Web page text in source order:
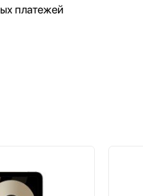
платежей